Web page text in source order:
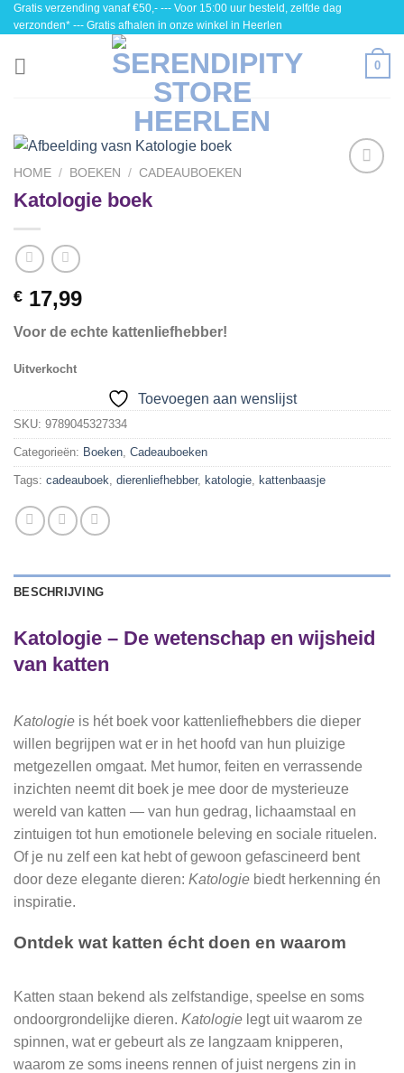
Skip
to
content
Gratis verzending vanaf €50,- --- Voor 15:00 uur besteld, zelfde dag
verzonden* --- Gratis afhalen in onze winkel in Heerlen
0
HOME / BOEKEN / CADEAUBOEKEN
Katologie boek
€ 17,99
Voor de echte kattenliefhebber!
Uitverkocht
Toevoegen aan wenslijst
SKU: 9789045327334
Categorieën: Boeken, Cadeauboeken
Tags: cadeauboek, dierenliefhebber, katologie, kattenbaasje
BESCHRIJVING
Katologie – De wetenschap en wijsheid
van katten
Katologie is hét boek voor kattenliefhebbers die dieper
willen begrijpen wat er in het hoofd van hun pluizige
metgezellen omgaat. Met humor, feiten en verrassende
inzichten neemt dit boek je mee door de mysterieuze
wereld van katten — van hun gedrag, lichaamstaal en
zintuigen tot hun emotionele beleving en sociale rituelen.
Of je nu zelf een kat hebt of gewoon gefascineerd bent
door deze elegante dieren: Katologie biedt herkenning én
inspiratie.
Ontdek wat katten écht doen en waarom
Katten staan bekend als zelfstandige, speelse en soms
ondoorgrondelijke dieren. Katologie legt uit waarom ze
spinnen, wat er gebeurt als ze langzaam knipperen,
waarom ze soms ineens rennen of juist nergens zin in